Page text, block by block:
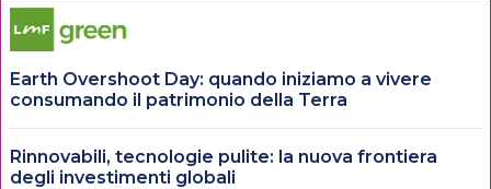
Earth Overshoot Day: quando iniziamo a vivere
consumando il patrimonio della Terra
Rinnovabili, tecnologie pulite: la nuova frontiera
degli investimenti globali